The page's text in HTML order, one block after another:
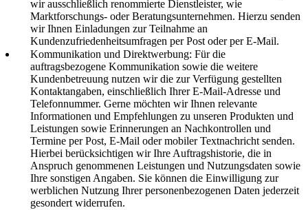
wir ausschließlich renommierte Dienstleister, wie
Marktforschungs- oder Beratungsunternehmen. Hierzu senden
wir Ihnen Einladungen zur Teilnahme an
Kundenzufriedenheitsumfragen per Post oder per E-Mail.
Kommunikation und Direktwerbung: Für die
auftragsbezogene Kommunikation sowie die weitere
Kundenbetreuung nutzen wir die zur Verfügung gestellten
Kontaktangaben, einschließlich Ihrer E-Mail-Adresse und
Telefonnummer. Gerne möchten wir Ihnen relevante
Informationen und Empfehlungen zu unseren Produkten und
Leistungen sowie Erinnerungen an Nachkontrollen und
Termine per Post, E-Mail oder mobiler Textnachricht senden.
Hierbei berücksichtigen wir Ihre Auftragshistorie, die in
Anspruch genommenen Leistungen und Nutzungsdaten sowie
Ihre sonstigen Angaben. Sie können die Einwilligung zur
werblichen Nutzung Ihrer personenbezogenen Daten jederzeit
gesondert widerrufen.